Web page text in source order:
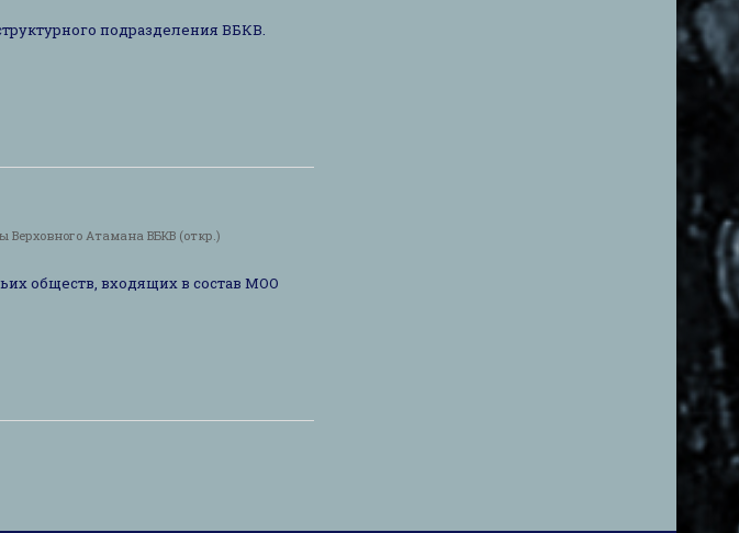
подразделения ВБКВ.
Верховного Атамана ВБКВ (откр.)
обществ, входящих в состав МОО